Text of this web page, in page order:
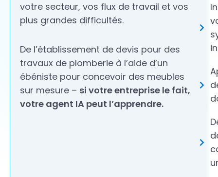
votre secteur, vos flux de travail et vos
plus grandes difficultés.
De l’établissement de devis pour des
travaux de plomberie à l’aide d’un
ébéniste pour concevoir des meubles
sur mesure – si votre entreprise le fait,
votre agent IA peut l’apprendre.